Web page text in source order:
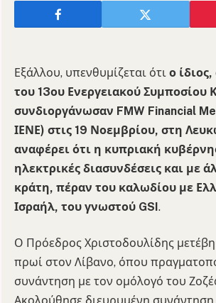
Εξάλλου, υπενθυμίζεται ότι ο
του 13ου Ενεργειακού Συμποσίου
συνδιοργάνωσαν FMW Financial
ΙΕΝΕ) στις 19 Νοεμβρίου, στη
αναφέρει ότι η κυπριακή
ηλεκτρικές διασυνδέσεις και με
κράτη, πέραν του καλωδίου με
Ισραήλ, του γνωστού GSI.
Ο Πρόεδρος Χριστοδουλίδης
πρωί στον Λίβανο, όπου
συνάντηση με τον ομόλογό του